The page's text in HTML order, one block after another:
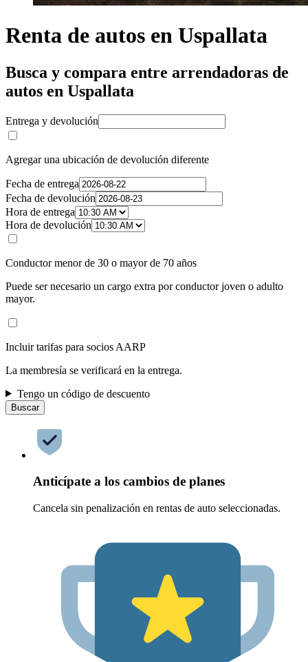
Renta de autos en Uspallata
Busca y compara entre arrendadoras de
autos en Uspallata
Entrega y devolución
Agregar una ubicación de devolución diferente
Fecha de entrega
Fecha de devolución
Hora de entrega
Hora de devolución
Conductor menor de 30 o mayor de 70 años
Puede ser necesario un cargo extra por conductor joven o adulto
mayor.
Incluir tarifas para socios AARP
La membresía se verificará en la entrega.
Tengo un código de descuento
Buscar
Anticípate a los cambios de planes
Cancela sin penalización en rentas de auto seleccionadas.